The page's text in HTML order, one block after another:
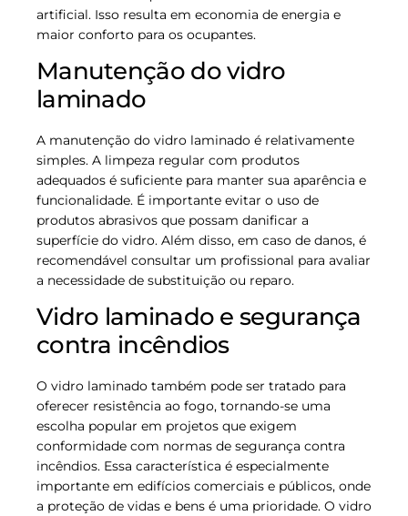
artificial. Isso resulta em economia de energia e
maior conforto para os ocupantes.
Manutenção do vidro
laminado
A manutenção do vidro laminado é relativamente
simples. A limpeza regular com produtos
adequados é suficiente para manter sua aparência e
funcionalidade. É importante evitar o uso de
produtos abrasivos que possam danificar a
superfície do vidro. Além disso, em caso de danos, é
recomendável consultar um profissional para avaliar
a necessidade de substituição ou reparo.
Vidro laminado e segurança
contra incêndios
O vidro laminado também pode ser tratado para
oferecer resistência ao fogo, tornando-se uma
escolha popular em projetos que exigem
conformidade com normas de segurança contra
incêndios. Essa característica é especialmente
importante em edifícios comerciais e públicos, onde
a proteção de vidas e bens é uma prioridade. O vidro